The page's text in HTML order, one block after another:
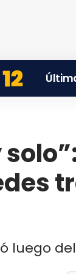
luego